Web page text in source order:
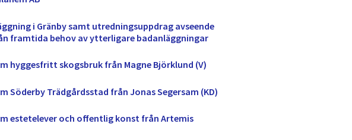
i Gränby samt utredningsuppdrag avseende
framtida behov av ytterligare badanläggningar
hyggesfritt skogsbruk från Magne Björklund (V)
Söderby Trädgårdsstad från Jonas Segersam (KD)
estetelever och offentlig konst från Artemis